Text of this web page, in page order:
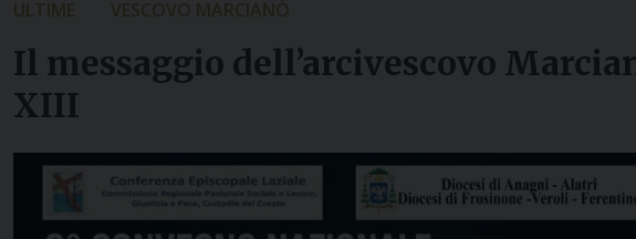
ULTIME VESCOVO MARCIANÒ
Il messaggio dell’arcivescovo
XIII